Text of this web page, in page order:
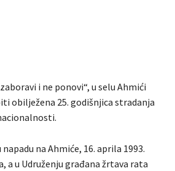
i ne ponovi“, u selu Ahmići
obilježena 25. godišnjica stradanja
na Ahmiće, 16. aprila 1993.
a u Udruženju građana žrtava rata